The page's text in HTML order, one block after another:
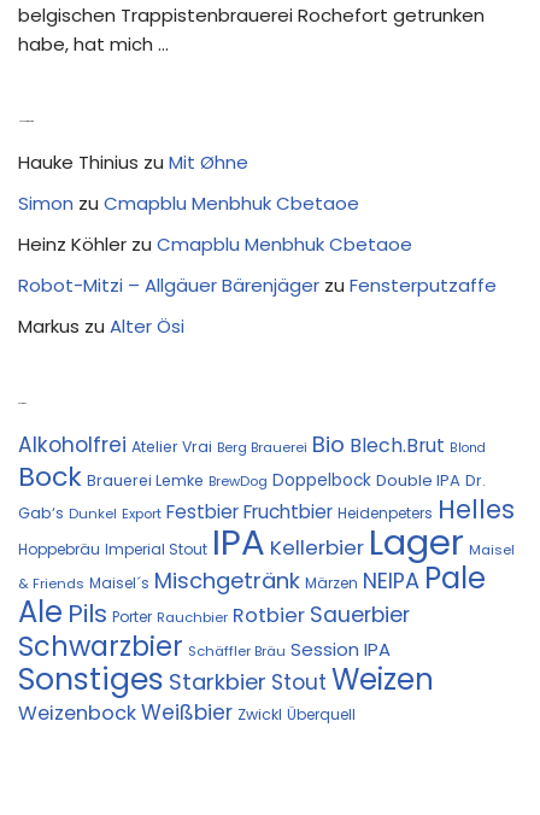
belgischen Trappistenbrauerei Rochefort getrunken
habe, hat mich …
Hauke Thinius zu Mit Øhne
Simon zu Cmapblu Menbhuk Cbetaoe
Heinz Köhler zu Cmapblu Menbhuk Cbetaoe
Robot-Mitzi – Allgäuer Bärenjäger zu Fensterputzaffe
Markus zu Alter Ösi
Alkoholfrei Atelier Vrai Berg Brauerei Bio Blech.Brut Blond
Bock Brauerei Lemke BrewDog Doppelbock Double IPA Dr.
Gab‘s Dunkel Export FestbierFruchtbier Heidenpeters Helles
Hoppebräu Imperial Stout IPA Kellerbier Lager Maisel
& Friends Maisel´s Mischgetränk Märzen NEIPA Pale
Ale Pils Porter Rauchbier Rotbier Sauerbier
Schwarzbier Schäffler Bräu Session IPA
Sonstiges Starkbier Stout Weizen
WeizenbockWeißbier Zwickl Überquell